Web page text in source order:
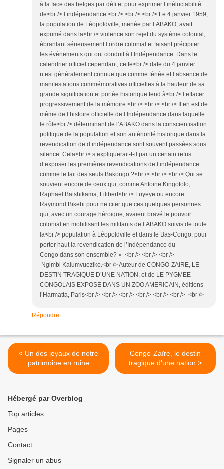
à la face des belges par défi et pour exprimer l’inéluctabilité
de<br /> l’indépendance.<br /> <br /> <br /> Le 4 janvier 1959,
la population de Léopoldville, menée par l’ABAKO, avait
exprimé dans la<br /> violence son rejet du système colonial,
ébranlant sérieusement l’ordre colonial et faisant précipiter
les événements qui ont conduit à l’Indépendance. Dans le
calendrier officiel cependant, cette<br /> date du 4 janvier
n’est généralement connue que comme fériée et l’absence de
manifestations commémoratives officielles à la hauteur de sa
grande signification et portée historique tend à<br /> l’effacer
progressivement de la mémoire.<br /> <br /> <br /> Il en est de
même de l’histoire officielle de l’Indépendance dans laquelle
le rôle<br /> déterminant de l’ABAKO dans la conscientisation
politique de la population et son antériorité historique dans la
revendication de d’indépendance sont souvent passées sous
silence. Cela<br /> s’expliquerait-t-il par un certain refus
d’exposer les premières revendications de l’indépendance
comme le fait des seuls Bakongo ?<br /> <br /> <br /> Qui se
souvient encore de ceux qui, comme Antoine Kingotolo,
Raphael Batshikama, Filibert<br /> Luyeye ou encore
Raymond Bikebi pour ne citer que ces quelques personnes
qui, avec un courage héroïque, avaient bravé le pouvoir
colonial en mobilisant les militants de l’ABAKO suivis de toute
la<br /> population à Léopoldville et dans le Bas-Congo, pour
porter haut la revendication de l’Indépendance du
Congo dans son ensemble? » <br /> <br /> <br />
Ngimbi Kalumvueziko.<br /> Auteur de CONGO-ZAIRE, LE
DESTIN TRAGIQUE D’UNE NATION, et de LE PYGMEE
CONGOLAIS EXPOSE DANS UN ZOO AMERICAIN, éditions
l’Harmatta, Paris<br /> <br /> <br /> <br /> <br /> <br /> <br />
Répondre
< Un des joyaux de notre
patrimoine en ruine
Congo-Zaïre, le destin
tragique d'une nation >
Hébergé par Overblog
Top articles
Pages
Contact
Signaler un abus